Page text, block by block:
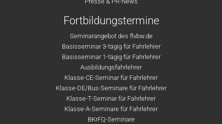
Fortbildungstermine
Seminarangebot des flvbw.de
Basisseminar 3-tägig für Fahrlehrer
Basisseminar 1-tägig für Fahrlehrer
Ausbildungsfahrlehrer
Klasse-CE-Seminar für Fahrlehrer
Klasse-DE/Bus-Seminare für Fahrlehrer
Klasse-T-Seminar für Fahrlehrer
Klasse-A-Seminare für Fahrlehrer
BKrFQ-Seminare